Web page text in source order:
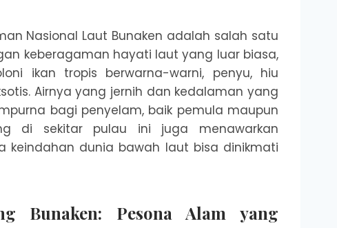
Nasional Laut Bunaken adalah salah satu
keberagaman hayati laut yang luar biasa,
ikan tropis berwarna-warni, penyu, hiu
Airnya yang jernih dan kedalaman yang
bagi penyelam, baik pemula maupun
di sekitar pulau ini juga menawarkan
keindahan dunia bawah laut bisa dinikmati
Bunaken: Pesona Alam yang